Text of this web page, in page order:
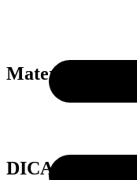
Material
DICAS